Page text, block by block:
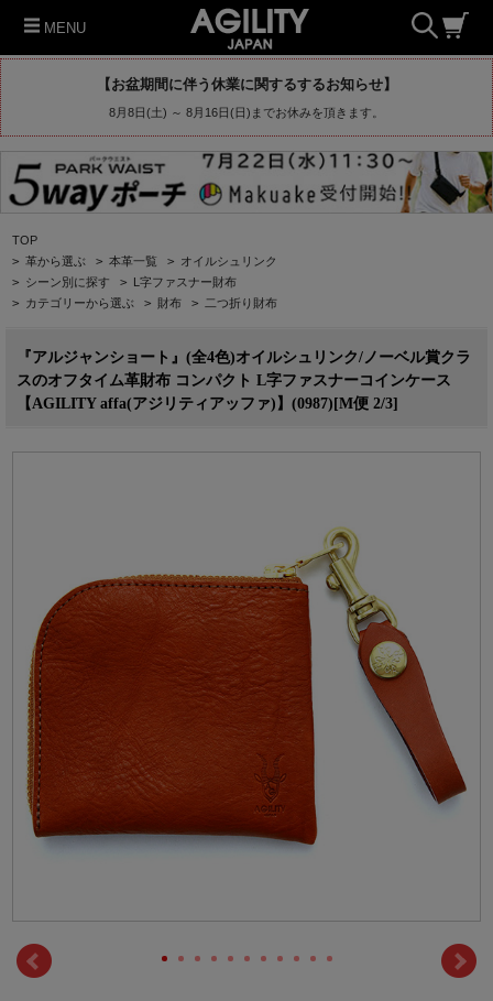
MENU
【お盆期間に伴う休業に関するするお知らせ】
8月8日(土) ～ 8月16日(日)までお休みを頂きます。
TOP
> 革から選ぶ > 本革一覧 > オイルシュリンク
> シーン別に探す > L字ファスナー財布
> カテゴリーから選ぶ > 財布 > 二つ折り財布
『アルジャンショート』(全4色)オイルシュリンク/ノーベル賞クラ
スのオフタイム革財布 コンパクト L字ファスナーコインケース
【AGILITY affa(アジリティアッファ)】(0987)[M便 2/3]